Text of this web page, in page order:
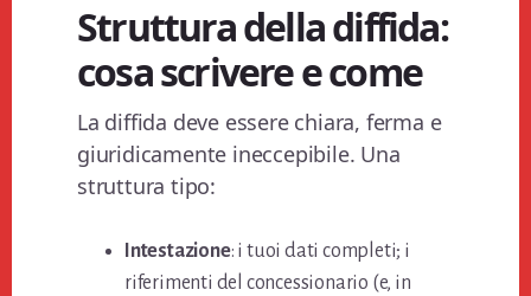
Struttura della diffida:
cosa scrivere e come
La diffida deve essere chiara, ferma e
giuridicamente ineccepibile. Una
struttura tipo:
Intestazione: i tuoi dati completi; i
riferimenti del concessionario (e, in